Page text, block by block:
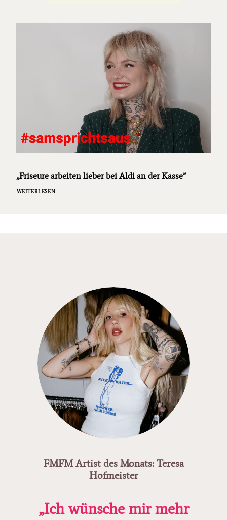
„Friseure arbeiten lieber bei Aldi an der Kasse”
WEITERLESEN
FMFM Artist des Monats: Teresa
Hofmeister
„Ich wünsche mir mehr